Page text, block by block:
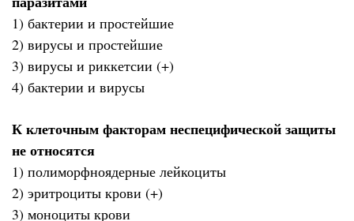
1) бактерии и простейшие
2) вирусы и простейшие
3) вирусы и риккетсии (+)
4) бактерии и вирусы
К клеточным факторам неспецифической защиты
не относятся
1) полиморфноядерные лейкоциты
2) эритроциты крови (+)
3) моноциты крови